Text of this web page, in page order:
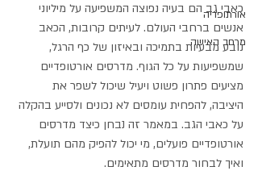
אורתופדיה
מרחב האישה
כאבי גב הם בעיה נפוצה המשפיעה על מיליוני
אנשים ברחבי העולם. לעיתים קרובות, הכאב
נובע מבעיות בתמיכה ובאיזון של כף הרגל,
שמשפיעות על כל הגוף. מדרסים אורטופדיים
מציעים פתרון פשוט ויעיל שיכול לשפר את
היציבה, להפחית עומסים לא נכונים ולסייע בהקלה
על כאבי הגב. במאמר זה נבחן כיצד מדרסים
אורטופדיים פועלים, מי יכול להפיק מהם תועלת,
ואיך לבחור מדרסים מתאימים.